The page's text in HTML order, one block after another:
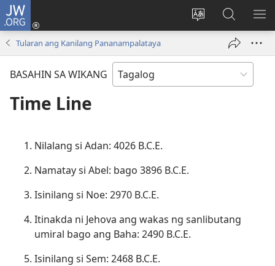
JW.ORG
Baguhin
ng
Mag-
log
bubukas
sa
JW.ORG
Tularan ang Kanilang Pananampalataya
BASAHIN SA WIKANG
Time Line
Nilalang si Adan: 4026 B.C.E.
Namatay si Abel: bago 3896 B.C.E.
Isinilang si Noe: 2970 B.C.E.
Itinakda ni Jehova ang wakas ng sanlibutang
umiral bago ang Baha: 2490 B.C.E.
Isinilang si Sem: 2468 B.C.E.